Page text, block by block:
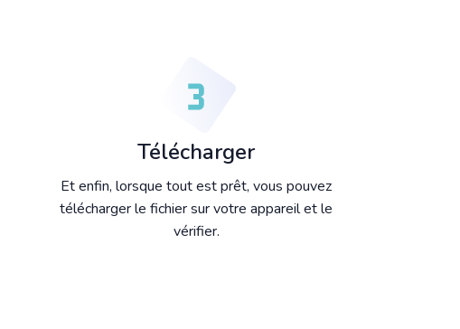
Télécharger
Et enfin, lorsque tout est prêt, vous pouvez
télécharger le fichier sur votre appareil et le
vérifier.